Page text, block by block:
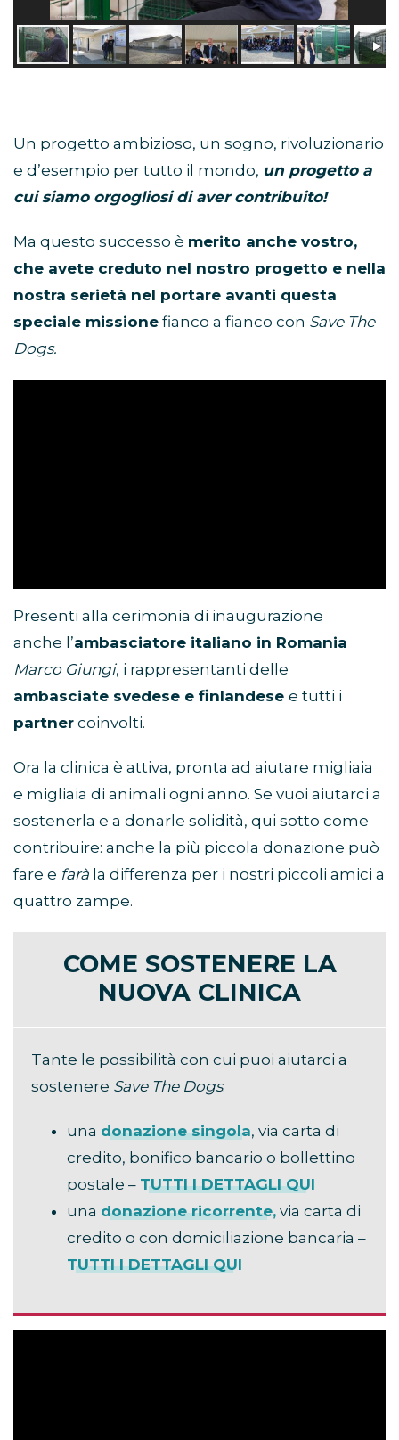
Un progetto ambizioso, un sogno, rivoluzionario
e d’esempio per tutto il mondo, un progetto a
cui siamo orgogliosi di aver contribuito!
Ma questo successo è merito anche vostro,
che avete creduto nel nostro progetto e nella
nostra serietà nel portare avanti questa
speciale missione fianco a fianco con Save The
Dogs.
Presenti alla cerimonia di inaugurazione
anche l’ambasciatore italiano in Romania
Marco Giungi, i rappresentanti delle
ambasciate svedese e finlandese e tutti i
partner coinvolti.
Ora la clinica è attiva, pronta ad aiutare migliaia
e migliaia di animali ogni anno. Se vuoi aiutarci a
sostenerla e a donarle solidità, qui sotto come
contribuire: anche la più piccola donazione può
fare e farà la differenza per i nostri piccoli amici a
quattro zampe.
COME SOSTENERE LA
NUOVA CLINICA
Tante le possibilità con cui puoi aiutarci a
sostenere Save The Dogs:
una donazione singola, via carta di
credito, bonifico bancario o bollettino
postale – TUTTI I DETTAGLI QUI
una donazione ricorrente, via carta di
credito o con domiciliazione bancaria –
TUTTI I DETTAGLI QUI